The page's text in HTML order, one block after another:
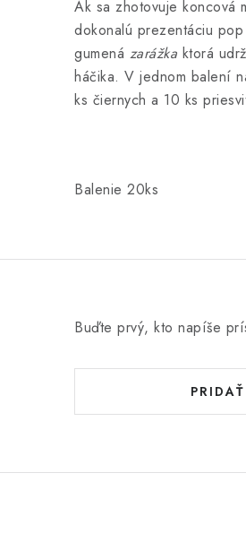
Ak sa zhotovuje koncová
dokonalú prezentáciu
gumená zarážka ktorá
háčika. V jednom balení
ks čiernych a 10 ks
Balenie 20ks
Buďte prvý, kto napíše